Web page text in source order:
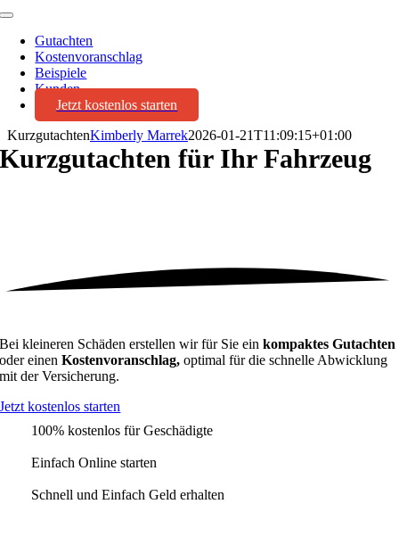
Toggle
NavigationGutachten
Kostenvoranschlag
Beispiele
Kunden
Jetzt kostenlos starten
KurzgutachtenKimberly Marrek2026-01-21T11:09:15+01:00
Kurzgutachten für Ihr Fahrzeug
Bei kleineren Schäden erstellen wir für Sie einkompaktes Gutachten
oder einenKostenvoranschlag,optimal für die schnelle Abwicklung
mit der Versicherung.
Jetzt kostenlos starten
100% kostenlos für Geschädigte
Einfach Online starten
Schnell und Einfach Geld erhalten